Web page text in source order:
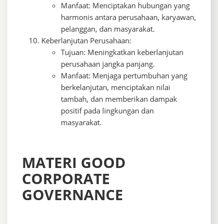
Manfaat: Menciptakan hubungan yang
harmonis antara perusahaan, karyawan,
pelanggan, dan masyarakat.
Keberlanjutan Perusahaan:
Tujuan: Meningkatkan keberlanjutan
perusahaan jangka panjang.
Manfaat: Menjaga pertumbuhan yang
berkelanjutan, menciptakan nilai
tambah, dan memberikan dampak
positif pada lingkungan dan
masyarakat.
MATERI GOOD
CORPORATE
GOVERNANCE